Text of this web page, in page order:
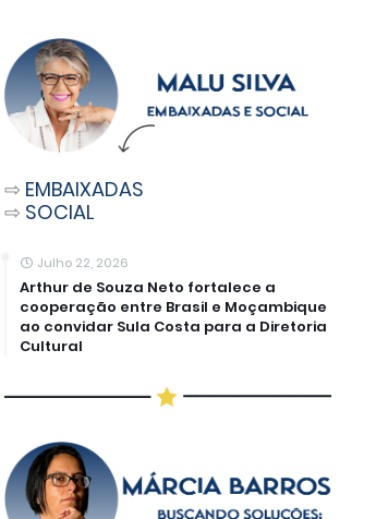
⇨ EMBAIXADAS
⇨ SOCIAL
Julho 22, 2026
Arthur de Souza Neto fortalece a
cooperação entre Brasil e Moçambique
ao convidar Sula Costa para a Diretoria
Cultural